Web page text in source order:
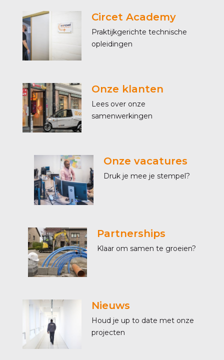
Circet Academy
Praktijkgerichte technische
opleidingen
Onze klanten
Lees over onze
samenwerkingen
Onze vacatures
Druk je mee je stempel?
Partnerships
Klaar om samen te groeien?
Nieuws
Houd je up to date met onze
projecten